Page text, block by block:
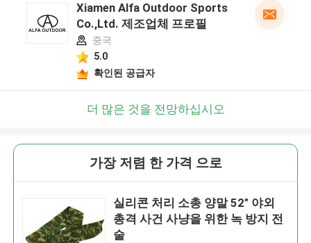
Xiamen Alfa Outdoor Sports
Co.,Ltd. 제조업체 프로필
중국
5.0
확인된 공급자
더 많은 것을 전망하십시오
가장 저렴 한 가격 으로
실리콘 처리 소총 양말 52" 야외
총격 사건 사냥을 위한 녹 방지 전
술